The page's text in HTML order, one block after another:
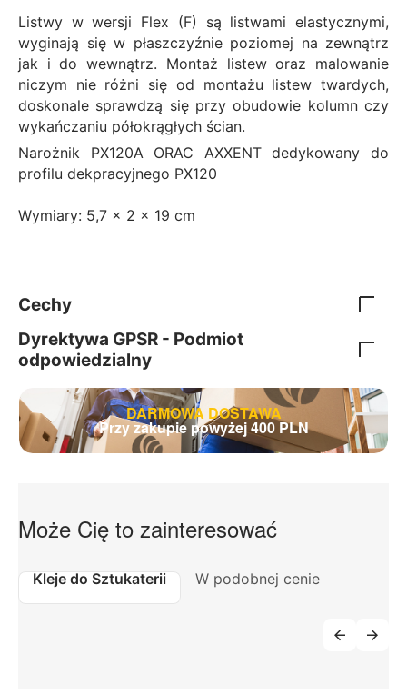
Listwy w wersji Flex (F) są listwami elastycznymi,
wyginają się w płaszczyźnie poziomej na zewnątrz
jak i do wewnątrz. Montaż listew oraz malowanie
niczym nie różni się od montażu listew twardych,
doskonale sprawdzą się przy obudowie kolumn czy
wykańczaniu półokrągłych ścian.
Narożnik PX120A ORAC AXXENT dedykowany do
profilu dekpracyjnego PX120
Wymiary: 5,7 x 2 x 19 cm
Cechy
Dyrektywa GPSR - Podmiot
odpowiedzialny
DARMOWA DOSTAWA
Przy zakupie powyżej 400 PLN
Może Cię to zainteresować
Kleje do Sztukaterii W podobnej cenie